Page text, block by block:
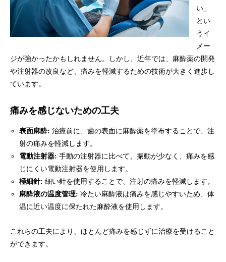
い」
とい
うイ
メー
ジが強かったかもしれません。しかし、近年では、麻酔薬の開発
や注射器の改良など、痛みを軽減するための技術が大きく進歩し
ています。
痛みを感じないための工夫
表面麻酔: 治療前に、歯の表面に麻酔薬を塗布することで、注
射の痛みを軽減します。
電動注射器: 手動の注射器に比べて、振動が少なく、痛みを感
じにくい電動注射器を使用します。
極細針: 細い針を使用することで、注射の痛みを軽減します。
麻酔液の温度管理: 冷たい麻酔液は痛みを感じやすいため、体
温に近い温度に保たれた麻酔液を使用します。
これらの工夫により、ほとんど痛みを感じずに治療を受けること
ができます。